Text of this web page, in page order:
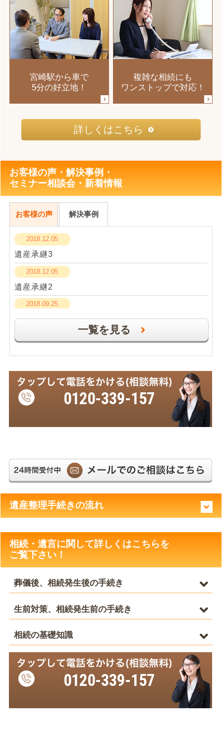
宮崎駅から車で
5分の好立地！
複雑な相続にも
ワンストップで対応！
詳しくはこちら
お客様の声・解決事例・
セミナー相談会・新着情報
お客様の声
2018.12.05
遺産承継3
2018.12.05
遺産承継2
2018.09.25
遺言１
相続手続き１
2018.04.02
一覧を見る
解決事例
0120-339-157
遺産整理手続きの流れ
相続・遺言に関して詳しくはこちらを
ご覧下さい！
葬儀後、相続発生後の手続き
生前対策、相続発生前の手続き
相続の基礎知識
0120-339-157